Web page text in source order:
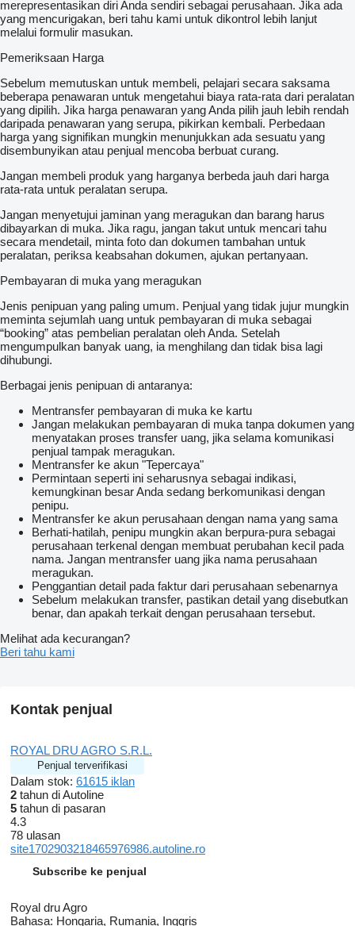
merepresentasikan diri Anda sendiri sebagai perusahaan. Jika ada
yang mencurigakan, beri tahu kami untuk dikontrol lebih lanjut
melalui formulir masukan.
Pemeriksaan Harga
Sebelum memutuskan untuk membeli, pelajari secara saksama
beberapa penawaran untuk mengetahui biaya rata-rata dari peralatan
yang dipilih. Jika harga penawaran yang Anda pilih jauh lebih rendah
daripada penawaran yang serupa, pikirkan kembali. Perbedaan
harga yang signifikan mungkin menunjukkan ada sesuatu yang
disembunyikan atau penjual mencoba berbuat curang.
Jangan membeli produk yang harganya berbeda jauh dari harga
rata-rata untuk peralatan serupa.
Jangan menyetujui jaminan yang meragukan dan barang harus
dibayarkan di muka. Jika ragu, jangan takut untuk mencari tahu
secara mendetail, minta foto dan dokumen tambahan untuk
peralatan, periksa keabsahan dokumen, ajukan pertanyaan.
Pembayaran di muka yang meragukan
Jenis penipuan yang paling umum. Penjual yang tidak jujur mungkin
meminta sejumlah uang untuk pembayaran di muka sebagai
“booking” atas pembelian peralatan oleh Anda. Setelah
mengumpulkan banyak uang, ia menghilang dan tidak bisa lagi
dihubungi.
Berbagai jenis penipuan di antaranya:
Mentransfer pembayaran di muka ke kartu
Jangan melakukan pembayaran di muka tanpa dokumen yang
menyatakan proses transfer uang, jika selama komunikasi
penjual tampak meragukan.
Mentransfer ke akun "Tepercaya"
Permintaan seperti ini seharusnya sebagai indikasi,
kemungkinan besar Anda sedang berkomunikasi dengan
penipu.
Mentransfer ke akun perusahaan dengan nama yang sama
Berhati-hatilah, penipu mungkin akan berpura-pura sebagai
perusahaan terkenal dengan membuat perubahan kecil pada
nama. Jangan mentransfer uang jika nama perusahaan
meragukan.
Penggantian detail pada faktur dari perusahaan sebenarnya
Sebelum melakukan transfer, pastikan detail yang disebutkan
benar, dan apakah terkait dengan perusahaan tersebut.
Melihat ada kecurangan?
Beri tahu kami
Kontak penjual
ROYAL DRU AGRO S.R.L.
Penjual terverifikasi
Dalam stok: 61615 iklan
2 tahun di Autoline
5 tahun di pasaran
4.3
78 ulasan
site1702903218465976986.autoline.ro
Subscribe ke penjual
Royal dru Agro
Bahasa: Hongaria, Rumania, Inggris